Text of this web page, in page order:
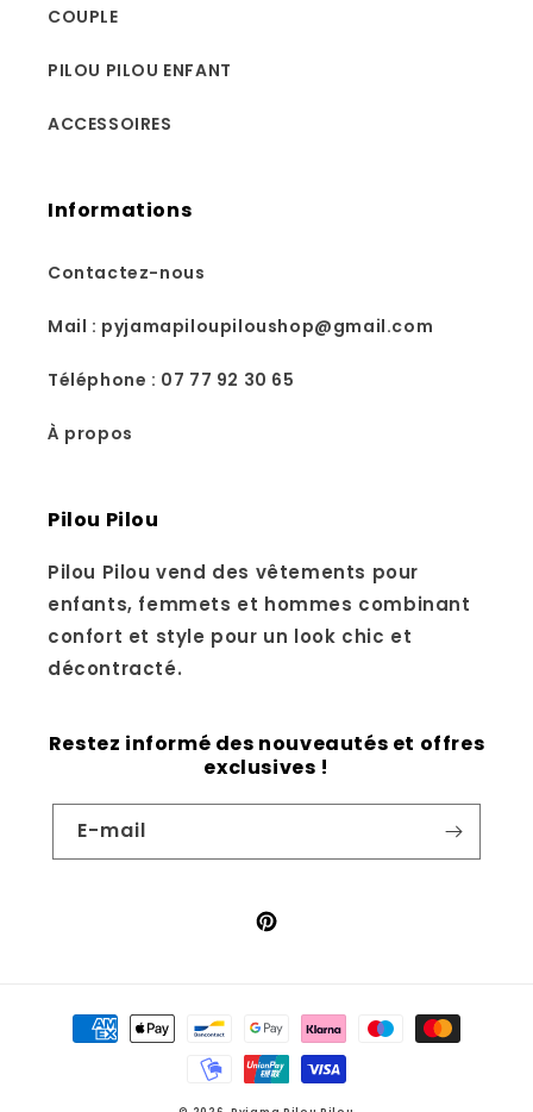
COUPLE
PILOU PILOU ENFANT
ACCESSOIRES
Informations
Contactez-nous
Mail : pyjamapiloupiloushop@gmail.com
Téléphone : 07 77 92 30 65
À propos
Pilou Pilou
Pilou Pilou vend des vêtements pour
enfants, femmets et hommes combinant
confort et style pour un look chic et
décontracté.
Restez informé des nouveautés et offres
exclusives !
E-mail
Pinterest
Moyens